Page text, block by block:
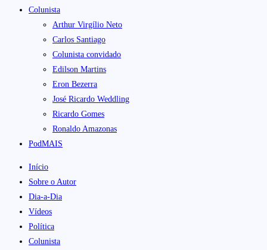
Colunista
Arthur Virgílio Neto
Carlos Santiago
Colunista convidado
Edilson Martins
Eron Bezerra
José Ricardo Weddling
Ricardo Gomes
Ronaldo Amazonas
PodMAIS
Início
Sobre o Autor
Dia-a-Dia
Vídeos
Política
Colunista